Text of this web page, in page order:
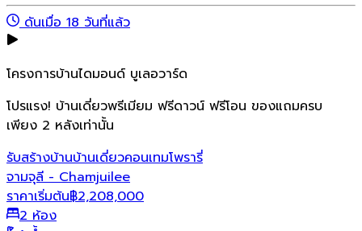
ดันเมื่อ 18 วันที่แล้ว
โครงการบ้านไดมอนด์ บูเลอวาร์ด
โปรแรง! บ้านเดี่ยวพรีเมียม ฟรีดาวน์ ฟรีโอน ของแถมครบ
เพียง 2 หลังเท่านั้น
รับสร้างบ้านบ้านเดี่ยวคอนเทมโพรารี่
จามจุลี - Chamjuilee
ราคาเริ่มต้น฿2,208,000
2 ห้อง